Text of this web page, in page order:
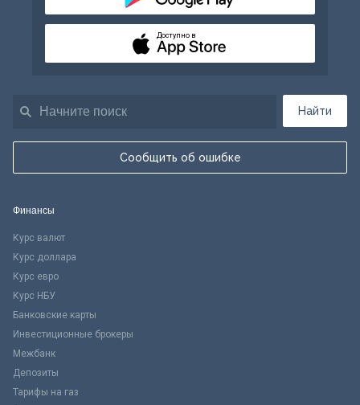
Найти
Сообщить об ошибке
Доступно в
Финансы
Курс валют
Курс доллара
Курс евро
Курс НБУ
Банковские карты
Инвестиционные брокеры
Межбанк
Депозиты
Тарифы на газ